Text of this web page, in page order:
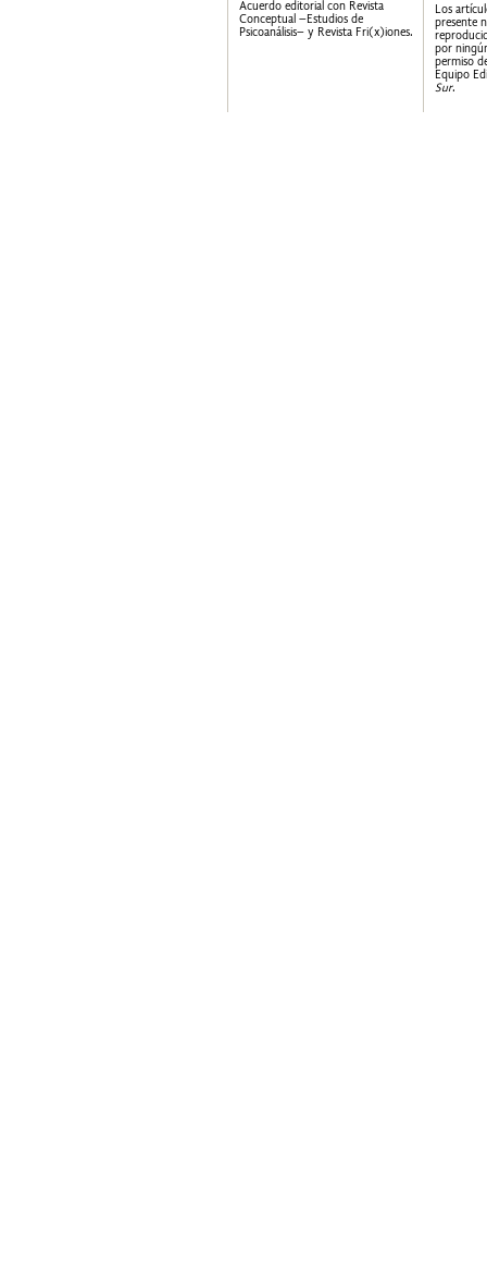
Acuerdo editorial con Revista
Conceptual –Estudios de
Psicoanálisis– y Revista Fri(x)iones.
Los
presente
por
permiso
Equipo
Sur.